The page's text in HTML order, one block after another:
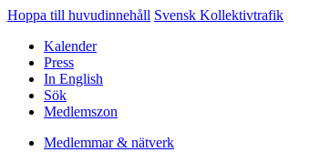
Hoppa till huvudinnehåll Svensk Kollektivtrafik
Kalender
Press
In English
Sök
Medlemszon
Medlemmar & nätverk